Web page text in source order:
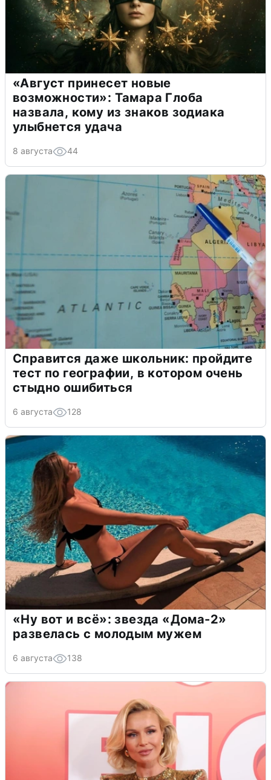
«Август принесет новые
возможности»: Тамара Глоба
назвала, кому из знаков зодиака
улыбнется удача
8 августа 44
Справится даже школьник: пройдите
тест по географии, в котором очень
стыдно ошибиться
6 августа 128
«Ну вот и всё»: звезда «Дома-2»
развелась с молодым мужем
6 августа 138